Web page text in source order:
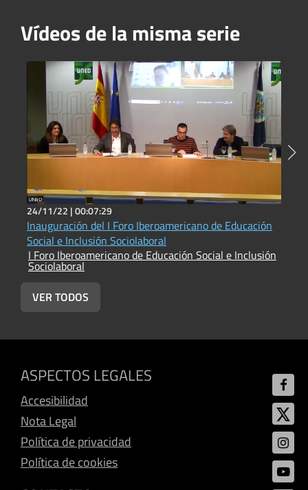
Vídeos de la misma serie
24/11/22 |00:07:29
Inauguración del I Foro Iberoamericano de Educación
Social e Inclusión Sociolaboral
I Foro Iberoamericano de Educación Social e Inclusión
Sociolaboral
VER TODOS
ASPECTOS LEGALES
Accesibilidad
Nota Legal
Política de privacidad
Política de cookies